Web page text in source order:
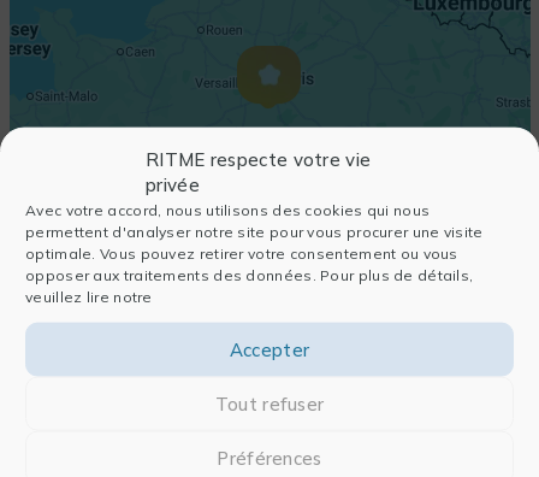
RITME respecte votre vie
privée
Avec votre accord, nous utilisons des cookies qui nous
permettent d'analyser notre site pour vous procurer une visite
optimale. Vous pouvez retirer votre consentement ou vous
opposer aux traitements des données. Pour plus de détails,
veuillez lire notre
Accepter
Tout refuser
Préférences